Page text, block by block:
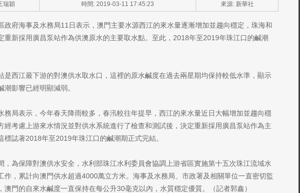
瑞穎 時間: 2019-03-11 17:45:23 來源: 新華社
政府海事及水務局11日表示，澳門主要水源西江的來水量逐漸增加並趨向穩定，珠海和
重新採用廣昌泵站作為供澳原水的主要取水點。至此，2018年至2019年珠江口的鹹潮
是西江最下游的對澳供水取水口，這裡的原水鹹度在過去兩星期均保持較低水準，顯示
潮影響已經明顯減弱。
務局表示，今年春天降雨較多，春汛較往年提早，西江的來水量近日大幅增加並趨向穩
經考慮上游來水情況並對供水系統進行了檢查和測試後，決定重新採用廣昌泵站作為主
標誌著2018年至2019年珠江口的鹹潮期正式完結。
，為保障對澳供水安全，水利部珠江水利委員會協調上游省區實施第十五次珠江流域水
作，累計向澳門供水超過4000萬立方米。海事及水務局、市政署及相關單位一直密切監
澳門的自來水鹹度一直保持在每公升30毫克以內，水質穩定優質。（記者郭鑫）